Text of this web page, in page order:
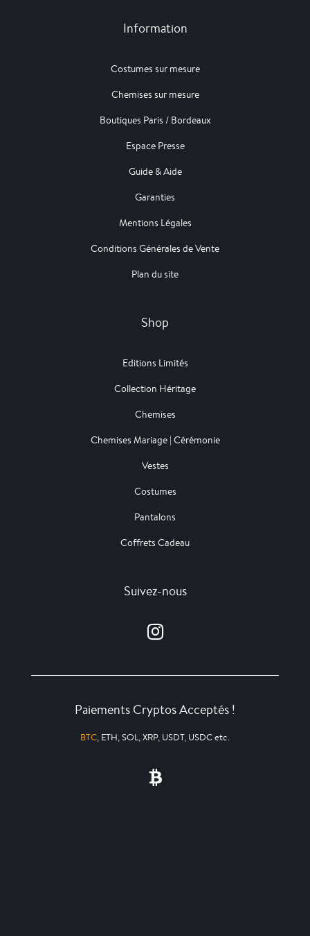
Information
Costumes sur mesure
Chemises sur mesure
Boutiques Paris / Bordeaux
Espace Presse
Guide & Aide
Garanties
Mentions Légales
Conditions Générales de Vente
Plan du site
Shop
Editions Limités
Collection Héritage
Chemises
Chemises Mariage | Cérémonie
Vestes
Costumes
Pantalons
Coffrets Cadeau
Suivez-nous
Paiements Cryptos Acceptés !
BTC, ETH, SOL, XRP, USDT, USDC etc.